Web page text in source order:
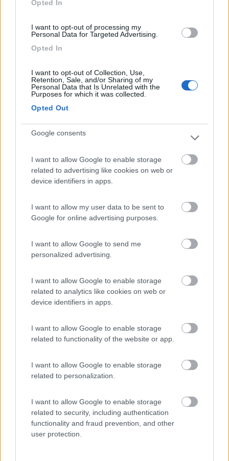
Opted In
I want to opt-out of processing my
Personal Data for Targeted Advertising.
Opted In
I want to opt-out of Collection, Use,
Retention, Sale, and/or Sharing of my
Personal Data that Is Unrelated with the
Purposes for which it was collected.
Opted Out
Google consents
I want to allow Google to enable storage
related to advertising like cookies on web or
device identifiers in apps.
I want to allow my user data to be sent to
Google for online advertising purposes.
I want to allow Google to send me
personalized advertising.
I want to allow Google to enable storage
related to analytics like cookies on web or
device identifiers in apps.
I want to allow Google to enable storage
related to functionality of the website or app.
I want to allow Google to enable storage
related to personalization.
I want to allow Google to enable storage
related to security, including authentication
functionality and fraud prevention, and other
user protection.
viverci...
3
Inserito il20/10/2023 alle:18:12:27
In risposta al messaggio di ezio55 20/10/2023 17:51:04
20.000 euro sono veramente pochi..., soprattutto se vuoi viverci... Poi...,
Capisco bene il tuo pensiero e lo condivido ma vorrei spiegarti
che già ho girato con mezzi da 5000€ e sempre a rattoppare e
adesso ho ereditato qualcosa e x il primo investimento non
investiremo di più.intamto ho messo il link se vuoi darmi un
parere ti ringrazio
Deandre
6280
alle:
18:39:01
sembra ben messo, il bombolone è certamente da cambiare, a
spanne circa 2.000€; verifica bene i documenti, sembra non sia